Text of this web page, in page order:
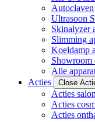
Autoclaven
Ultrasoon
Skinalyzer
Slimming
Koeldamp
Showroom
Alle
Acties
Close
Acties
Acties
Acties